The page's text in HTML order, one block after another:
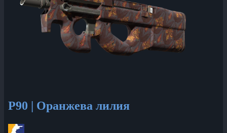
P90 | Оранжева лилия